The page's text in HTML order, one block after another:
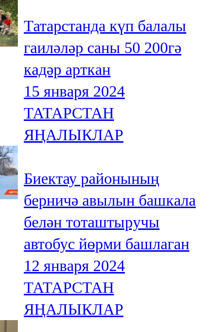
Татарстанда күп балалы
гаиләләр саны 50 200гә
кадәр арткан
15 января 2024
ТАТАРСТАН
ЯҢАЛЫКЛАР
Биектау районының
берничә авылын башкала
белән тоташтыручы
автобус йөрми башлаган
12 января 2024
ТАТАРСТАН
ЯҢАЛЫКЛАР